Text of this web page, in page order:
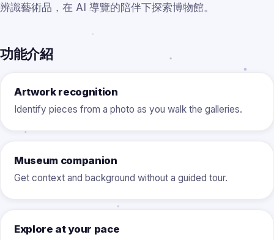
辨識藝術品，在 AI 導覽的陪伴下探索博物館。
功能介紹
Artwork recognition
Identify pieces from a photo as you walk the galleries.
Museum companion
Get context and background without a guided tour.
Explore at your pace